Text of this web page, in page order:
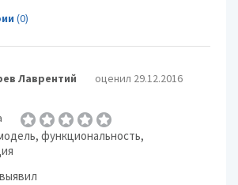
(0)
Лаврентий оценил 29.12.2016
функциональность,